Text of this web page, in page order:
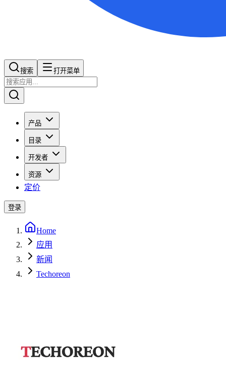
搜索​​​​ 打开菜单
产品
目录
开发者
资源
定价
登录
Home
应用
新闻
Techoreon